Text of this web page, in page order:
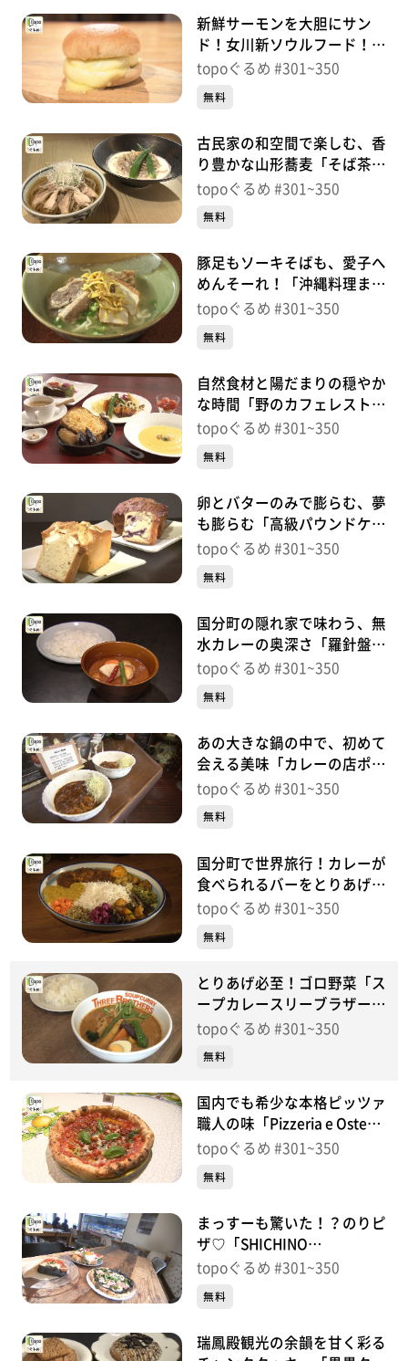
新鮮サーモンを大胆にサン
ド！女川新ソウルフード！？
「女川バーガー」（女川町女
topoぐるめ #301~350
無料
古民家の和空間で楽しむ、香
り豊かな山形蕎麦「そば茶房
萬乃助」（青葉区高野原）＃
topoぐるめ #301~350
無料
豚足もソーキそばも、愛子へ
めんそーれ！「沖縄料理まぁ
さん家」（青葉区下愛子町）
topoぐるめ #301~350
無料
自然食材と陽だまりの穏やか
な時間「野のカフェレストラ
ンkibako」（青葉区高野
topoぐるめ #301~350
無料
卵とバターのみで膨らむ、夢
も膨らむ「高級パウンドケー
キYOU&G」（青葉区愛子
topoぐるめ #301~350
無料
国分町の隠れ家で味わう、無
水カレーの奥深さ「羅針盤
Spice&Wine」（青葉区国分
topoぐるめ #301~350
無料
あの大きな鍋の中で、初めて
会える美味「カレーの店ポロ
スォロ」（太白区山田北前
topoぐるめ #301~350
無料
国分町で世界旅行！カレーが
食べられるバーをとりあげ！
「リチクク」（青葉区国分
topoぐるめ #301~350
無料
とりあげ必至！ゴロ野菜「ス
ープカレースリーブラザーズ
仙台荒町本店」（若林区荒
topoぐるめ #301~350
無料
国内でも希少な本格ピッツァ
職人の味「Pizzeria e Osteria
PADRINO」（青葉区二日
topoぐるめ #301~350
無料
まっすーも驚いた！？のりピ
ザ♡「SHICHINO
CAFE&PIZZA」（七ヶ浜町花
め】
topoぐるめ #301~350
無料
瑞鳳殿観光の余韻を甘く彩る